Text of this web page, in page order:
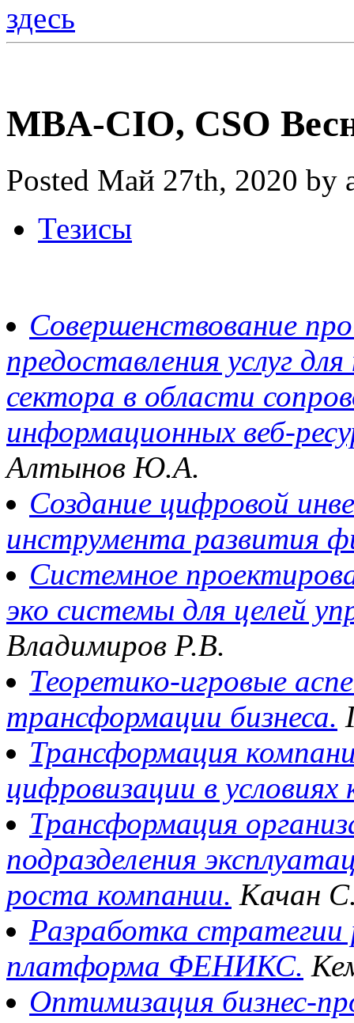
здесь
MBA-CIO, CSO
Posted Май 27th, 2020 by
Тезисы
Совершенствование
предоставления услуг
сектора в области
информационных веб-
Алтынов Ю.А.
Создание цифровой
инструмента развития
Системное
эко системы для целей
Владимиров Р.В.
Теоретико-игровые
трансформации бизнеса.
Трансформация
цифровизации в условиях
Трансформация
подразделения
роста компании. Качан
Разработка стратегии
платформа ФЕНИКС.
Оптимизация бизнес-